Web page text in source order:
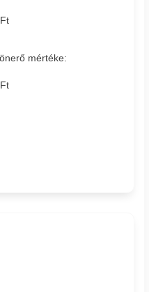
mértéke: